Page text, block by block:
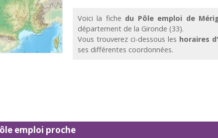
Voici la fiche du Pôle emploi de
département de la Gironde (33).
Vous trouverez ci-dessous les horaires
ses différentes coordonnées.
emploi proche